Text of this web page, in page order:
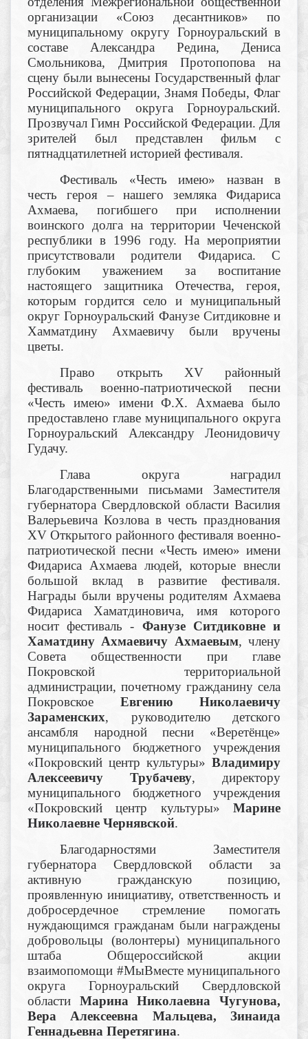
организации «Союз десантников» по
муниципальному округу Горноуральский в
составе Александра Редина, Дениса
Смольникова, Дмитрия Протопопова на
сцену были вынесены Государственный флаг
Российской Федерации, Знамя Победы, Флаг
муниципального округа Горноуральский.
Прозвучал Гимн Российской Федерации. Для
зрителей был представлен фильм с
пятнадцатилетней историей фестиваля.
Фестиваль «Честь имею» назван в
честь героя – нашего земляка Фидариса
Ахмаева, погибшего при исполнении
воинского долга на территории Чеченской
республики в 1996 году. На мероприятии
присутствовали родители Фидариса. С
глубоким уважением за воспитание
настоящего защитника Отечества, героя,
которым гордится село и муниципальный
округ Горноуральский Фанузе Ситдиковне и
Хамматдину Ахмаевичу были вручены
цветы.
Право открыть XV районный
фестиваль военно-патриотической песни
«Честь имею» имени Ф.Х. Ахмаева было
предоставлено главе муниципального округа
Горноуральский Александру Леонидовичу
Гудачу.
Глава округа наградил
Благодарственными письмами Заместителя
губернатора Свердловской области Василия
Валерьевича Козлова в честь празднования
XV Открытого районного фестиваля военно-
патриотической песни «Честь имею» имени
Фидариса Ахмаева людей, которые внесли
большой вклад в развитие фестиваля.
Награды были вручены родителям Ахмаева
Фидариса Хаматдиновича, имя которого
носит фестиваль - Фанузе Ситдиковне и
Хаматдину Ахмаевичу Ахмаевым, члену
Совета общественности при главе
Покровской территориальной
администрации, почетному гражданину села
Покровское Евгению Николаевичу
Зараменских, руководителю детского
ансамбля народной песни «Веретёнце»
муниципального бюджетного учреждения
«Покровский центр культуры» Владимиру
Алексеевичу Трубачеву, директору
муниципального бюджетного учреждения
«Покровский центр культуры» Марине
Николаевне Чернявской.
Благодарностями Заместителя
губернатора Свердловской области за
активную гражданскую позицию,
проявленную инициативу, ответственность и
добросердечное стремление помогать
нуждающимся гражданам были награждены
добровольцы (волонтеры) муниципального
штаба Общероссийской акции
взаимопомощи #МыВместе муниципального
округа Горноуральский Свердловской
области Марина Николаевна Чугунова,
Вера Алексеевна Мальцева, Зинаида
Геннадьевна Перетягина.